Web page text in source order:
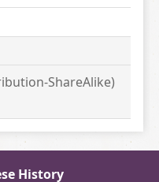
ShareAlike)
History